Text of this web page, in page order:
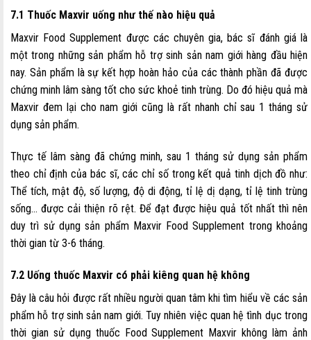
7.1 Thuốc Maxvir uống như thế nào hiệu quả
Maxvir Food Supplement được các chuyên gia, bác sĩ đánh giá là
một trong những sản phẩm hỗ trợ sinh sản nam giới hàng đầu hiện
nay. Sản phẩm là sự kết hợp hoàn hảo của các thành phần đã được
chứng minh lâm sàng tốt cho sức khoẻ tinh trùng. Do đó hiệu quả mà
Maxvir đem lại cho nam giới cũng là rất nhanh chỉ sau 1 tháng sử
dụng sản phẩm.
Thực tế lâm sàng đã chứng minh, sau 1 tháng sử dụng sản phẩm
theo chỉ định của bác sĩ, các chỉ số trong kết quả tinh dịch đồ như:
Thể tích, mật độ, số lượng, độ di động, tỉ lệ dị dạng, tỉ lệ tinh trùng
sống… được cải thiện rõ rệt. Để đạt được hiệu quả tốt nhất thì nên
duy trì sử dụng sản phẩm Maxvir Food Supplement trong khoảng
thời gian từ 3-6 tháng.
7.2 Uống thuốc Maxvir có phải kiêng quan hệ không
Đây là câu hỏi được rất nhiều người quan tâm khi tìm hiểu về các sản
phẩm hỗ trợ sinh sản nam giới. Tuy nhiên việc quan hệ tình dục trong
thời gian sử dụng thuốc Food Supplement Maxvir không làm ảnh